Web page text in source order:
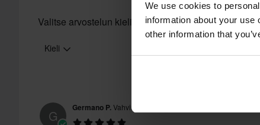
We use cookies to
information about your
other information that
Valitse arvostelun kieli
Kieli
G Germano P.Vahvistettu ostaja